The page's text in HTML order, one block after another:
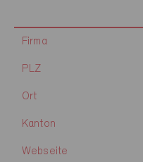
Firma
PLZ
Ort
Kanton
Webseite